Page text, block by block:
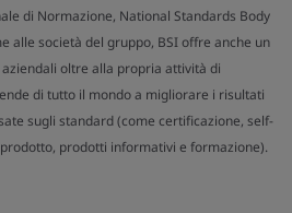
di Normazione, National Standards Body
alle società del gruppo, BSI offre anche un
oltre alla propria attività di
di tutto il mondo a migliorare i risultati
sugli standard (come certificazione, self-
prodotti informativi e formazione).